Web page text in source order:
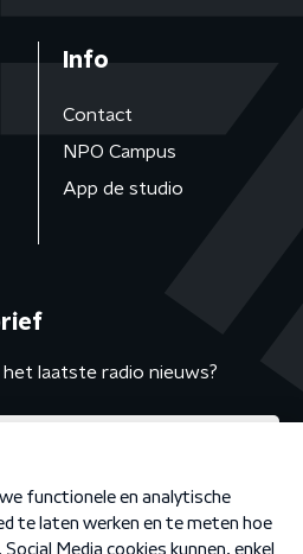
Info
Contact
NPO Campus
App de studio
laatste radio nieuws?